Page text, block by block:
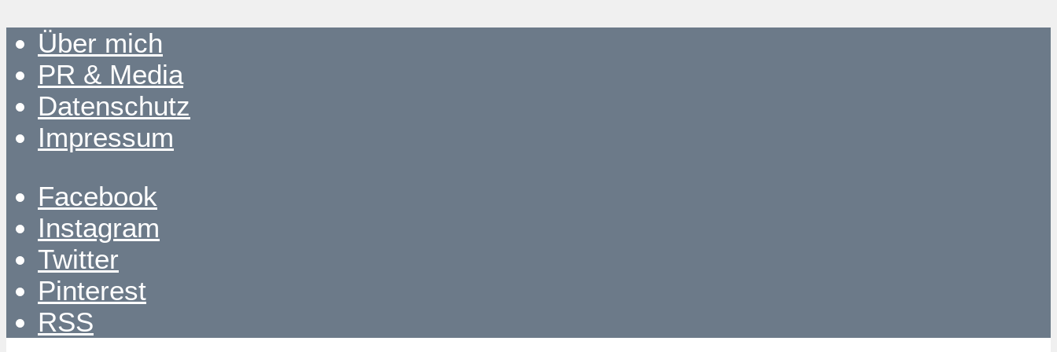
Über mich
PR & Media
Datenschutz
Impressum
Facebook
Instagram
Twitter
Pinterest
RSS